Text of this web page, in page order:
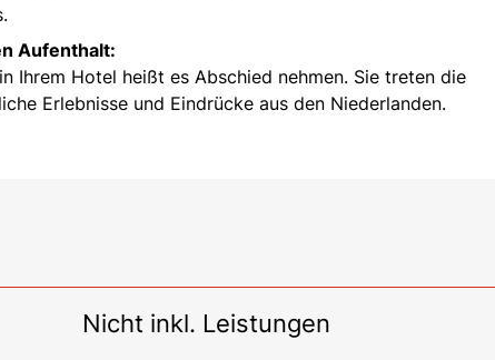
Aufenthalt:
Ihrem Hotel heißt es Abschied nehmen. Sie treten die
Erlebnisse und Eindrücke aus den Niederlanden.
Nicht inkl. Leistungen